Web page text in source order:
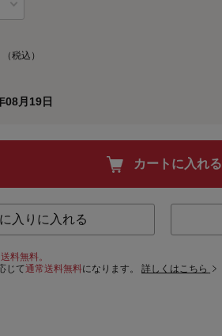
（税込）
08月19日
カートに入れる
入りに入れる
料無料。
じて通常送料無料になります。詳しくはこちら